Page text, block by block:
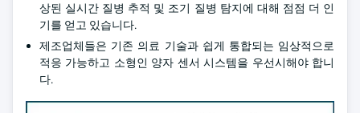
상된 실시간 질병 추적 및 조기 질병 탐지에 대해 점점 더 인
기를 얻고 있습니다.
제조업체들은 기존 의료 기술과 쉽게 통합되는 임상적으로
적응 가능하고 소형인 양자 센서 시스템을 우선시해야 합니
다.